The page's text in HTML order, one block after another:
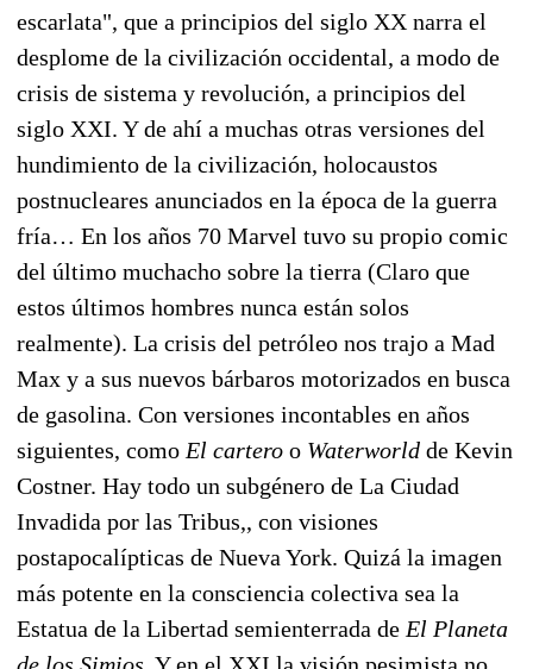
escarlata", que a principios del siglo XX narra el
desplome de la civilización occidental, a modo de
crisis de sistema y revolución, a principios del
siglo XXI. Y de ahí a muchas otras versiones del
hundimiento de la civilización, holocaustos
postnucleares anunciados en la época de la guerra
fría… En los años 70 Marvel tuvo su propio comic
del último muchacho sobre la tierra (Claro que
estos últimos hombres nunca están solos
realmente). La crisis del petróleo nos trajo a Mad
Max y a sus nuevos bárbaros motorizados en busca
de gasolina. Con versiones incontables en años
siguientes, como El cartero o Waterworld de Kevin
Costner. Hay todo un subgénero de La Ciudad
Invadida por las Tribus,, con visiones
postapocalípticas de Nueva York. Quizá la imagen
más potente en la consciencia colectiva sea la
Estatua de la Libertad semienterrada de El Planeta